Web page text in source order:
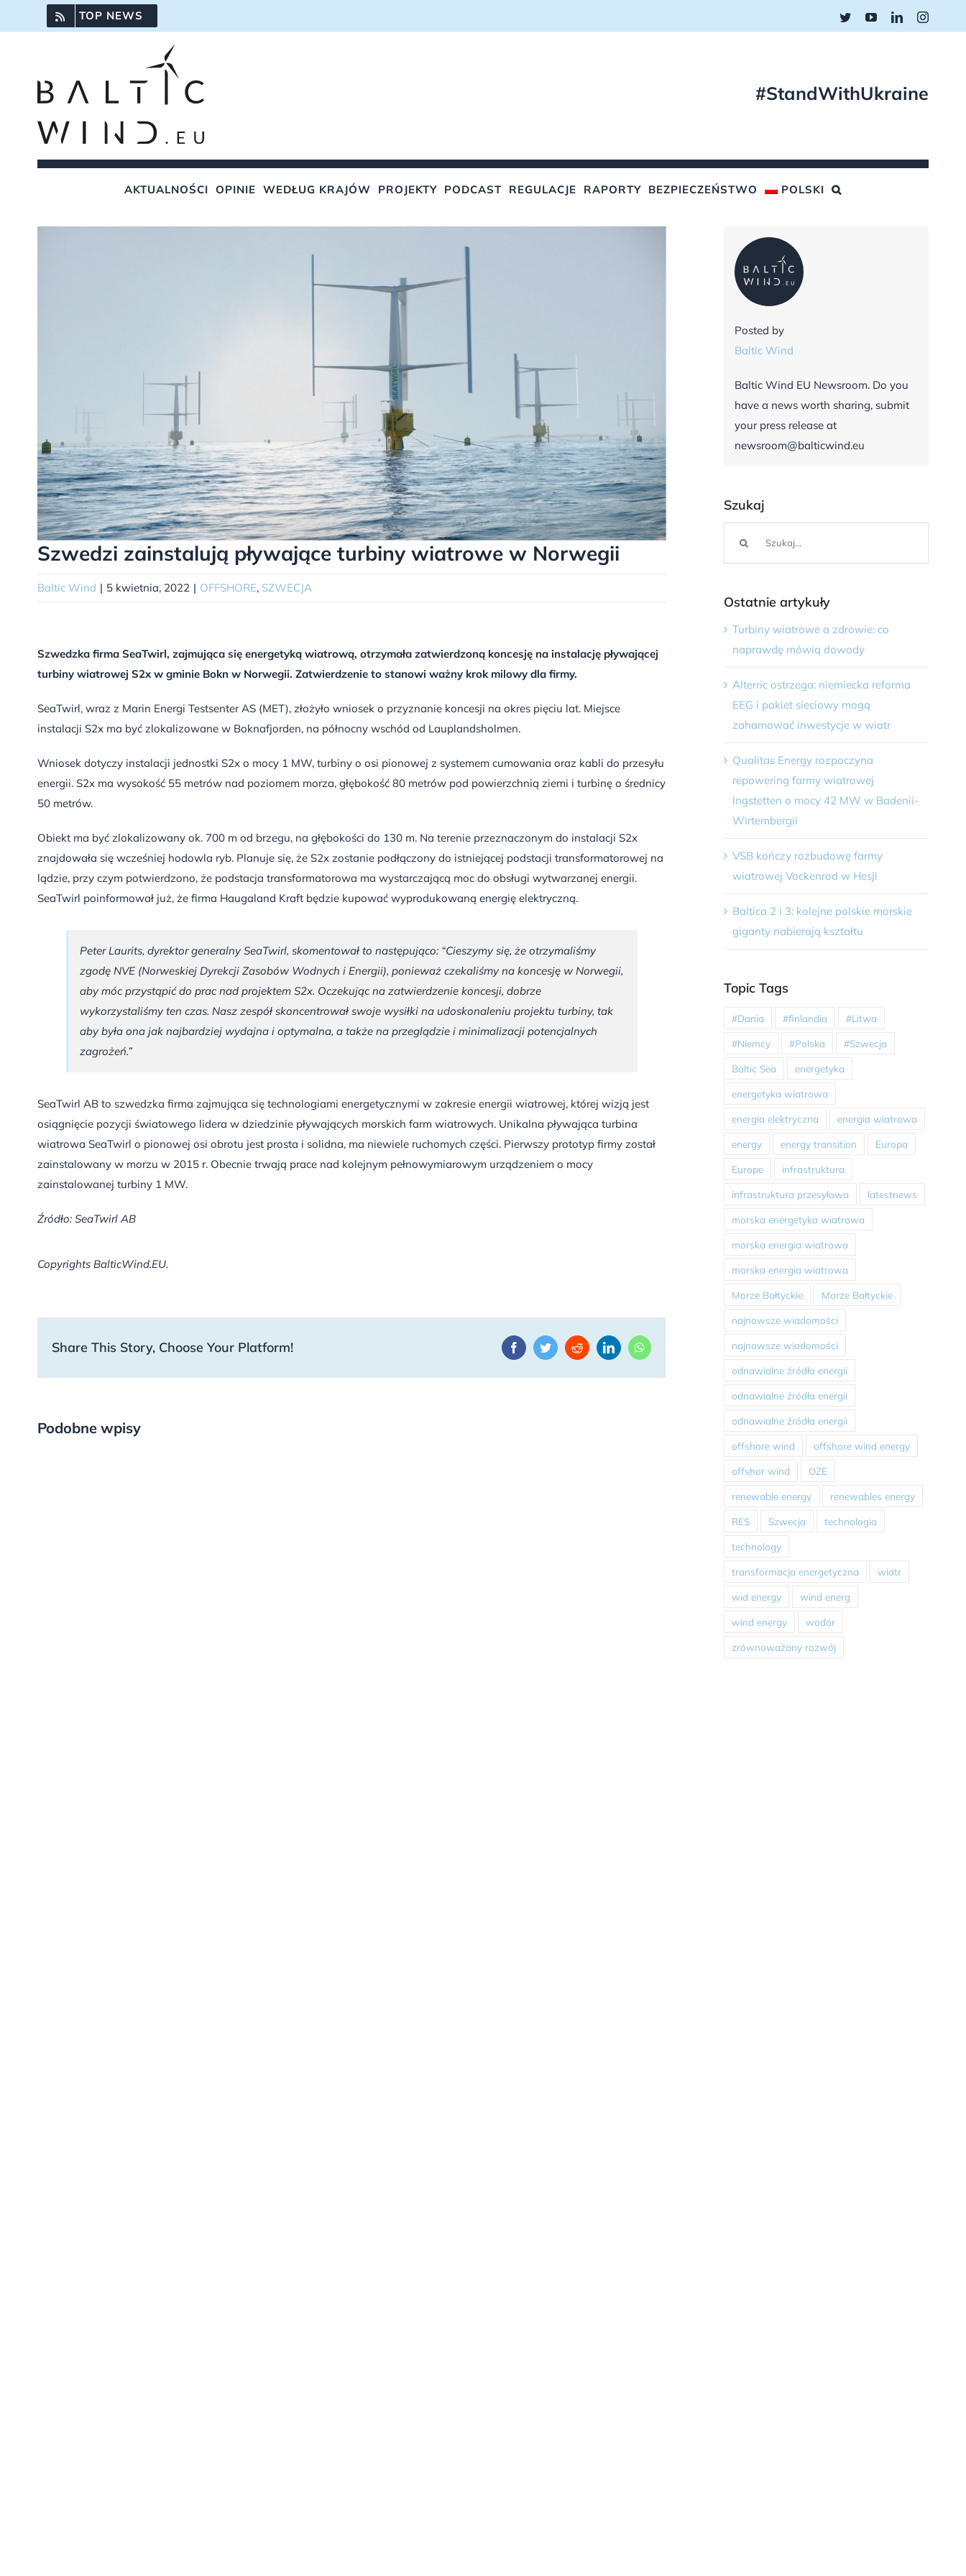
do
TOP NEWS TwitterYouTubeLinkedIn
#StandWithUkraine
AKTUALNOŚCI OPINIE WEDŁUG KRAJÓW PROJEKTY PODCAST REGULACJE RAPORTY BEZPIECZEŃSTWO POLSKI
Szwedzi zainstalują pływające turbiny wiatrowe w Norwegii
Baltic Wind | 5 kwietnia, 2022 | OFFSHORE, SZWECJA
Szwedzka firma SeaTwirl, zajmująca się energetyką wiatrową, otrzymała zatwierdzoną koncesję na instalację pływającej
turbiny wiatrowej S2x w gminie Bokn w Norwegii. Zatwierdzenie to stanowi ważny krok milowy dla firmy.
SeaTwirl, wraz z Marin Energi Testsenter AS (MET), złożyło wniosek o przyznanie koncesji na okres pięciu lat. Miejsce
instalacji S2x ma być zlokalizowane w Boknafjorden, na północny wschód od Lauplandsholmen.
Wniosek dotyczy instalacji jednostki S2x o mocy 1 MW, turbiny o osi pionowej z systemem cumowania oraz kabli do przesyłu
energii. S2x ma wysokość 55 metrów nad poziomem morza, głębokość 80 metrów pod powierzchnią ziemi i turbinę o średnicy
50 metrów.
Obiekt ma być zlokalizowany ok. 700 m od brzegu, na głębokości do 130 m. Na terenie przeznaczonym do instalacji S2x
znajdowała się wcześniej hodowla ryb. Planuje się, że S2x zostanie podłączony do istniejącej podstacji transformatorowej na
lądzie, przy czym potwierdzono, że podstacja transformatorowa ma wystarczającą moc do obsługi wytwarzanej energii.
SeaTwirl poinformował już, że firma Haugaland Kraft będzie kupować wyprodukowaną energię elektryczną.
Peter Laurits, dyrektor generalny SeaTwirl, skomentował to następująco: “Cieszymy się, że otrzymaliśmy
zgodę NVE (Norweskiej Dyrekcji Zasobów Wodnych i Energii), ponieważ czekaliśmy na koncesję w Norwegii,
aby móc przystąpić do prac nad projektem S2x. Oczekując na zatwierdzenie koncesji, dobrze
wykorzystaliśmy ten czas. Nasz zespół skoncentrował swoje wysiłki na udoskonaleniu projektu turbiny, tak
aby była ona jak najbardziej wydajna i optymalna, a także na przeglądzie i minimalizacji potencjalnych
zagrożeń.”
SeaTwirl AB to szwedzka firma zajmująca się technologiami energetycznymi w zakresie energii wiatrowej, której wizją jest
osiągnięcie pozycji światowego lidera w dziedzinie pływających morskich farm wiatrowych. Unikalna pływająca turbina
wiatrowa SeaTwirl o pionowej osi obrotu jest prosta i solidna, ma niewiele ruchomych części. Pierwszy prototyp firmy został
zainstalowany w morzu w 2015 r. Obecnie trwają prace nad kolejnym pełnowymiarowym urządzeniem o mocy
zainstalowanej turbiny 1 MW.
Źródło: SeaTwirl AB
Copyrights BalticWind.EU.
Share This Story, Choose Your Platform! FacebookTwitterRedditLinkedInWhatsApp
Podobne wpisy
Posted by
Baltic Wind
Baltic Wind EU Newsroom. Do you
have a news worth sharing, submit
your press release at
newsroom@balticwind.eu
Szukaj
Ostatnie artykuły
Turbiny wiatrowe a zdrowie: co
naprawdę mówią dowody
Alterric ostrzega: niemiecka reforma
EEG i pakiet sieciowy mogą
zahamować inwestycje w wiatr
Qualitas Energy rozpoczyna
repowering farmy wiatrowej
Ingstetten o mocy 42 MW w Badenii-
Wirtembergii
VSB kończy rozbudowę farmy
wiatrowej Vockenrod w Hesji
Baltica 2 i 3: kolejne polskie morskie
giganty nabierają kształtu
Topic Tags
#Dania #finlandia #Litwa
#Niemcy #Polska #Szwecja
Baltic Sea energetyka
energetyka wiatrowa
energia elektryczna energia wiatrowa
energy energy transition Europa
Europe infrastruktura
infrastruktura przesyłowa latestnews
morska energetyka wiatrowa
morska energia wiatrowa
morska energia wiatrowa
Morze Bałtyckie Morze Bałtyckie
najnowsze wiadomości
najnowsze wiadomości
odnawialne źródła energii
odnawialne źródła energii
odnawialne źródła energii
offshore wind offshore wind energy
offshor wind OZE
renewable energy renewables energy
RES Szwecja technologia
technology
transformacja energetyczna wiatr
wid energy wind energ
wind energy wodór
zrównoważony rozwój